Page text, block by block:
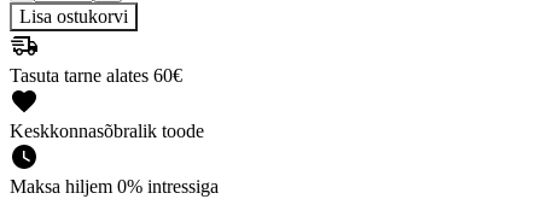
Lisa ostukorvi
Tasuta tarne alates 60€
Keskkonnasõbralik toode
Maksa hiljem 0% intressiga